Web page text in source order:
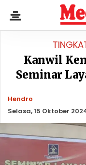
Kanwil
Seminar
Hendro
Selasa, 15 Oktober